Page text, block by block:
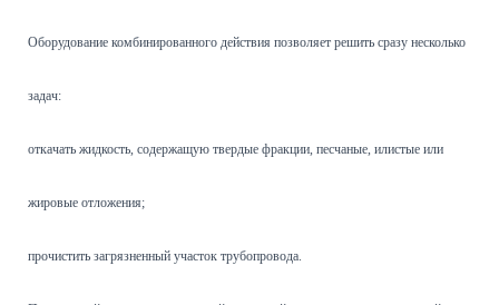
Оборудование комбинированного действия позволяет решить сразу несколько
задач:
откачать жидкость, содержащую твердые фракции, песчаные, илистые или
жировые отложения;
прочистить загрязненный участок трубопровода.